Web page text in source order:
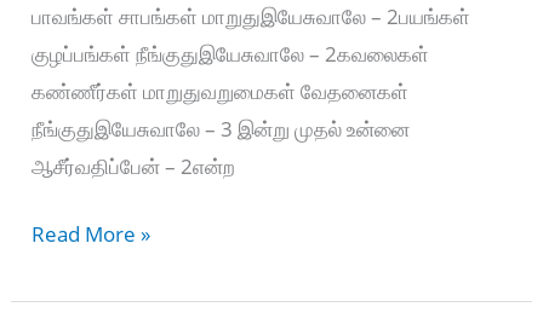
பாவங்கள் சாபங்கள் மாறுதுஇயேசுவாலே – 2பயங்கள்
குழப்பங்கள் நீங்குதுஇயேசுவாலே – 2கவலைகள்
கண்ணீர்கள் மாறுதுவறுமைகள் வேதனைகள்
நீங்குதுஇயேசுவாலே – 3 இன்று முதல் உன்னை
ஆசீர்வதிப்பேன் – 2என்ற
நல்ல
பொறக்குது
Read More »